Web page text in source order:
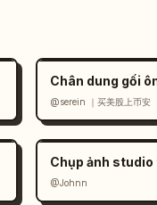
Chân dung gối
@serein ｜买美股上币安
Chụp ảnh
@Johnn